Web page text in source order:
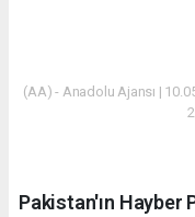
(AA) - Anadolu Ajansı |
Pakistan'ın Hayber